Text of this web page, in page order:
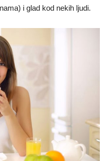
i glad kod nekih ljudi.